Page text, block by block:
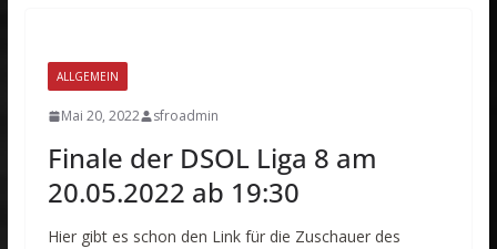
ALLGEMEIN
Mai 20, 2022 sfroadmin
Finale der DSOL Liga 8 am
20.05.2022 ab 19:30
Hier gibt es schon den Link für die Zuschauer des